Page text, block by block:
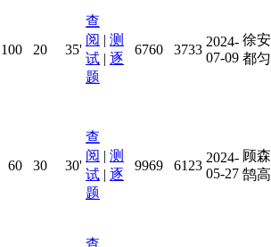
100 20 35'
查
阅 | 测
试 | 逐
题
6760 3733
2024-
07-09
徐
都
60 30 30'
查
阅 | 测
试 | 逐
题
9969 6123
2024-
05-27
顾
鹄